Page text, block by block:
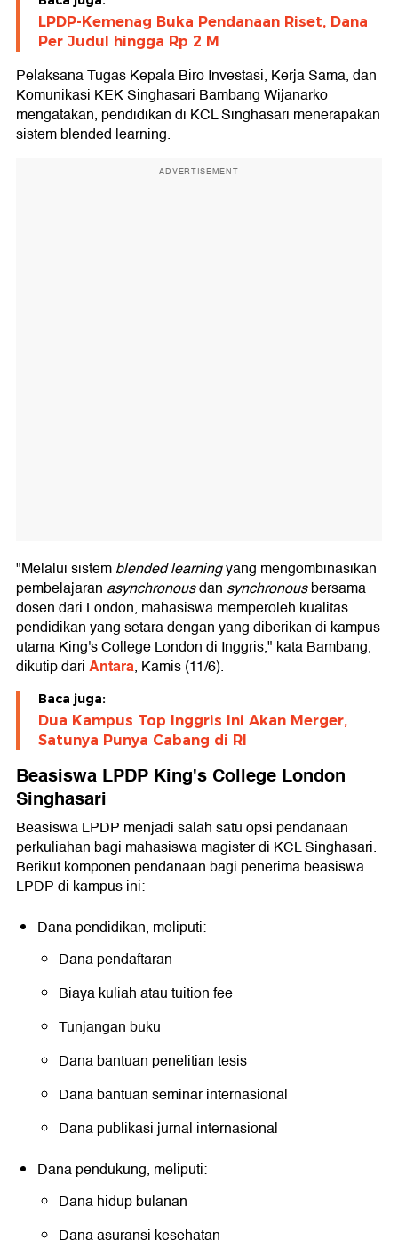
LPDP-Kemenag Buka Pendanaan Riset, Dana
Per Judul hingga Rp 2 M
Pelaksana Tugas Kepala Biro Investasi, Kerja Sama, dan
Komunikasi KEK Singhasari Bambang Wijanarko
mengatakan, pendidikan di KCL Singhasari menerapakan
sistem blended learning.
ADVERTISEMENT
"Melalui sistemblended learningyang mengombinasikan
pembelajaran asynchronousdan synchronousbersama
dosen dari London, mahasiswa memperoleh kualitas
pendidikan yang setara dengan yang diberikan di kampus
utama King's College London di Inggris," kata Bambang,
dikutip dariAntara, Kamis (11/6).
Baca juga:
Dua Kampus Top Inggris Ini Akan Merger,
Satunya Punya Cabang di RI
Beasiswa LPDP King's College London
Singhasari
Beasiswa LPDP menjadi salah satu opsi pendanaan
perkuliahan bagi mahasiswa magister di KCL Singhasari.
Berikut komponen pendanaan bagi penerima beasiswa
LPDP di kampus ini:
Dana pendidikan, meliputi:
Dana pendaftaran
Biaya kuliah atau tuition fee
Tunjangan buku
Dana bantuan penelitian tesis
Dana bantuan seminar internasional
Dana publikasi jurnal internasional
Dana pendukung, meliputi:
Dana hidup bulanan
Dana asuransi kesehatan